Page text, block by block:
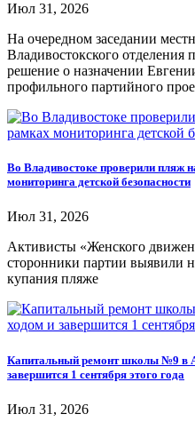
Июл 31, 2026
На очередном заседании
Владивостокского отделения
решение о назначении
профильного партийного
Во Владивостоке проверили пляж
мониторинга детской безопасности
Июл 31, 2026
Активисты «Женского
сторонники партии выявили
купания пляже
Капитальный ремонт школы №9 в
завершится 1 сентября этого года
Июл 31, 2026